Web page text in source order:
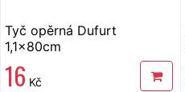
Tyč opěrná Dufurt
1,1x80cm
16 Kč